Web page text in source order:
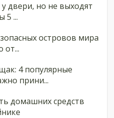
двери, но не выходят
5 ...
островов мира
от...
4 популярные
прини...
домашних средств